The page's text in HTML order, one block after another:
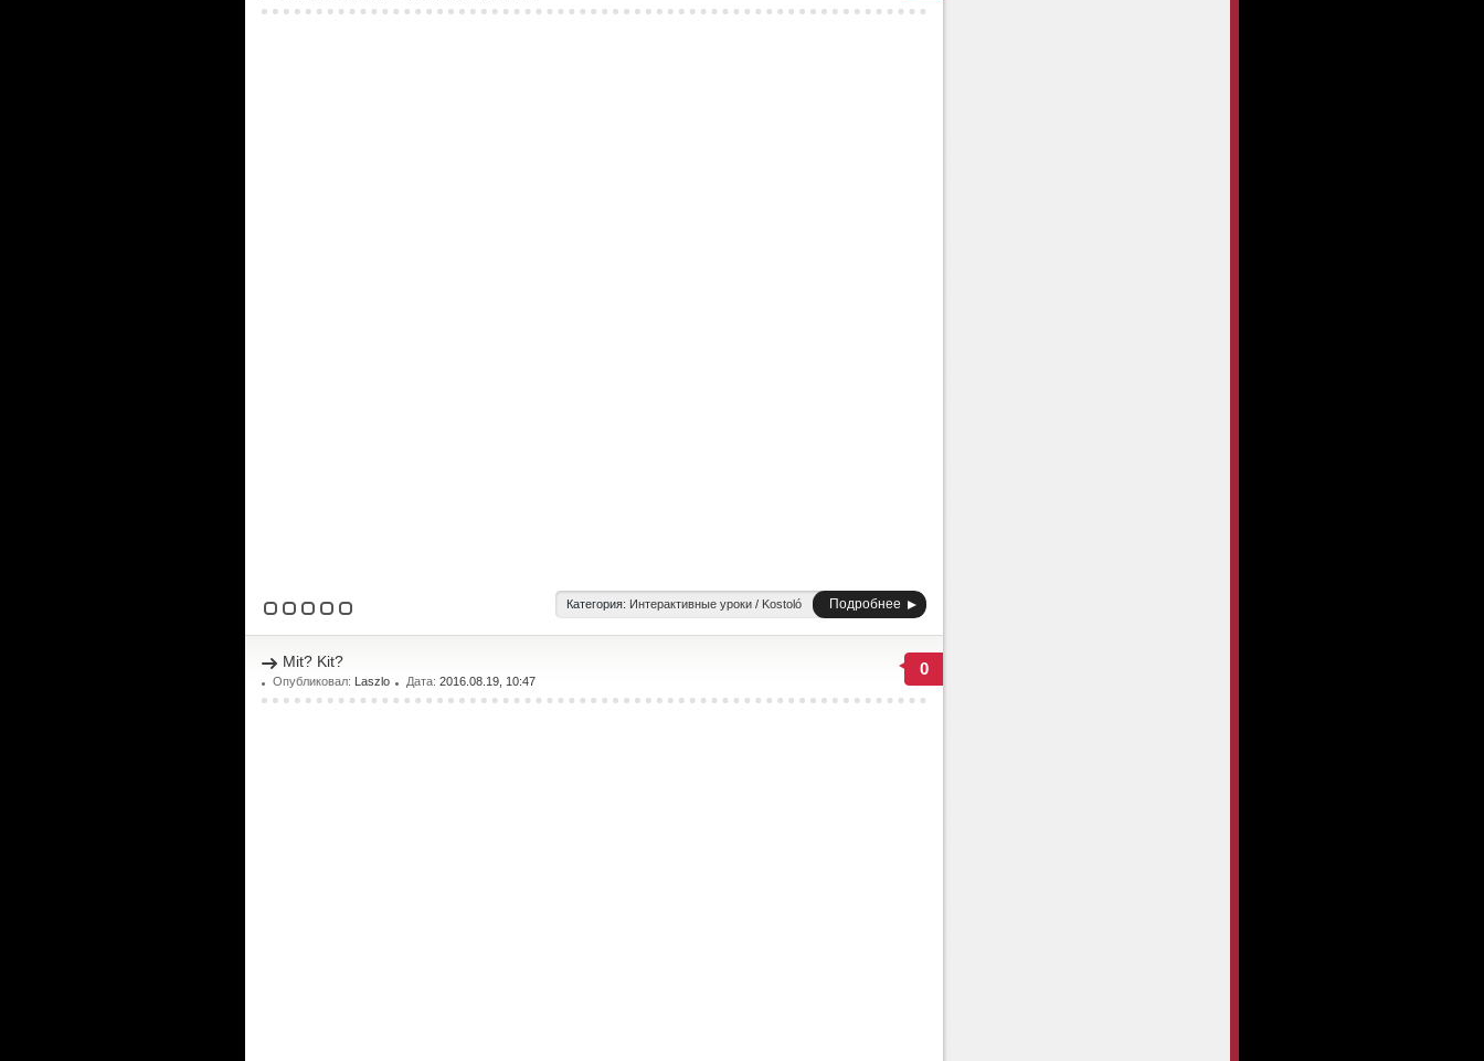
Категория: Интерактивные уроки / Kostoló Подробнее
0
Mit? Kit?
Опубликовал: Laszlo Дата: 2016.08.19, 10:47